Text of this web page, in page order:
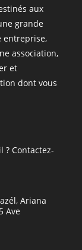
aux
grande
entreprise,
association,
et
dont vous
? Contactez-
Ariana
Ave